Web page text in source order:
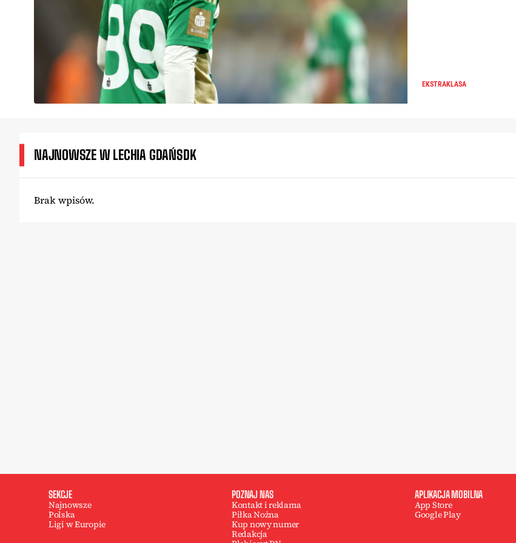
EKSTRAKLASA
NAJNOWSZE W LECHIA GDAŃSDK
Brak wpisów.
SEKCJE
Najnowsze
Polska
Ligi w Europie
POZNAJ NAS
Kontakt i reklama
Piłka Nożna
Kup nowy numer
Redakcja
APLIKACJA MOBILNA
App Store
Google Play